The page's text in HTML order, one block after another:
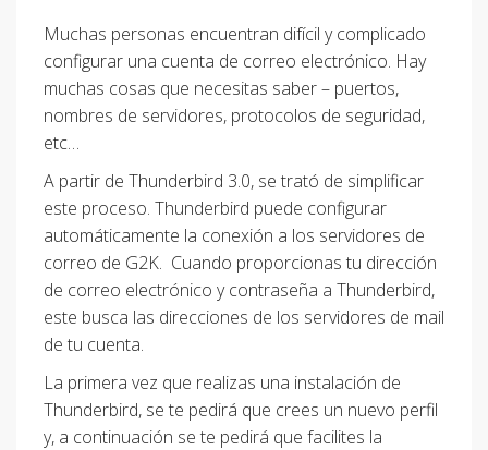
Muchas personas encuentran difícil y complicado
configurar una cuenta de correo electrónico. Hay
muchas cosas que necesitas saber – puertos,
nombres de servidores, protocolos de seguridad,
etc…
A partir de Thunderbird 3.0, se trató de simplificar
este proceso. Thunderbird puede configurar
automáticamente la conexión a los servidores de
correo de G2K. Cuando proporcionas tu dirección
de correo electrónico y contraseña a Thunderbird,
este busca las direcciones de los servidores de mail
de tu cuenta.
La primera vez que realizas una instalación de
Thunderbird, se te pedirá que crees un nuevo perfil
y, a continuación se te pedirá que facilites la